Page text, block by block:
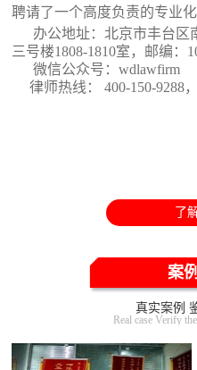
聘请了一个高度负责的专业化
办公地址：北京市丰台区
三号楼1808-1810室 ，邮编：
微信公众号：wdlawfirm
律师热线： 400-150-9288，
了
案
真实案例
Real case Verify